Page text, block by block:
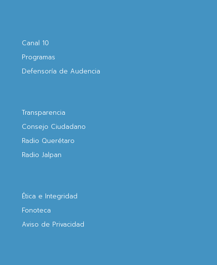
Canal 10
Programas
Defensoría de Audencia
Transparencia
Consejo Ciudadano
Radio Querétaro
Radio Jalpan
Ética e Integridad
Fonoteca
Aviso de Privacidad